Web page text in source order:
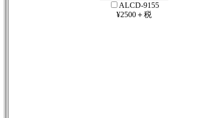
ALCD-9155
¥2500＋税